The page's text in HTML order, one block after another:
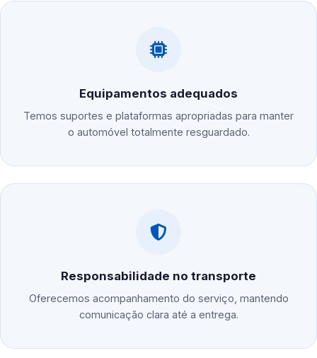
Equipamentos adequados
Temos suportes e plataformas apropriadas para manter
o automóvel totalmente resguardado.
Responsabilidade no transporte
Oferecemos acompanhamento do serviço, mantendo
comunicação clara até a entrega.